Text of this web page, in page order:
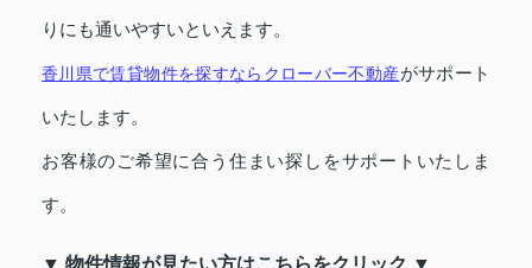
りにも通いやすいといえます。
香川県で賃貸物件を探すならクローバー不動産がサポート
いたします。
お客様のご希望に合う住まい探しをサポートいたしま
す。
▼ 物件情報が見たい方はこちらをクリック ▼